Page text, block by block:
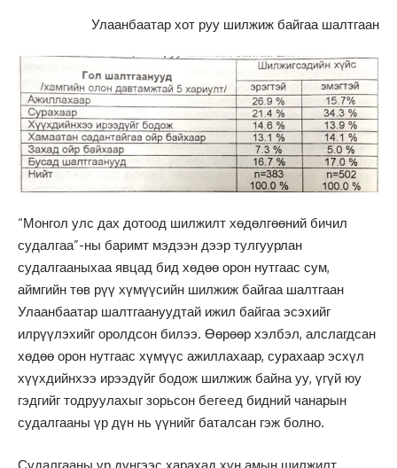
Улаанбаатар хот руу шилжиж байгаа шалтгаан
“Монгол улс дах дотоод шилжилт хөдөлгөөний бичил
судалгаа”-ны баримт мэдээн дээр тулгуурлан
судалгааныхаа явцад бид хөдөө орон нутгаас сум,
аймгийн төв рүү хүмүүсийн шилжиж байгаа шалтгаан
Улаанбаатар шалтгаануудтай ижил байгаа эсэхийг
илрүүлэхийг оролдсон билээ. Өөрөөр хэлбэл, алслагдсан
хөдөө орон нутгаас хүмүүс ажиллахаар, сурахаар эсхүл
хүүхдийнхээ ирээдүйг бодож шилжиж байна уу, үгүй юу
гэдгийг тодруулахыг зорьсон бeгeeд бидний чанарын
судалгааны үр дүн нь үүнийг баталсан гэж болно.